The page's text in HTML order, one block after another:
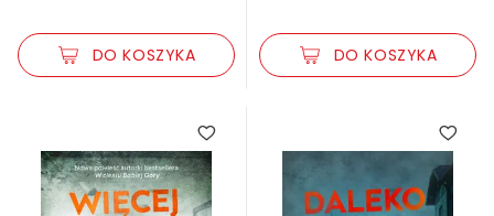
DO KOSZYKA DO KOSZYKA
5.00